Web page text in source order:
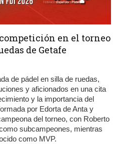
en el torneo
de Getafe
de pádel en silla de ruedas,
y aficionados en una cita
y la importancia del
por Edorta de Anta y
del torneo, con Roberto
subcampeones, mientras
como MVP.